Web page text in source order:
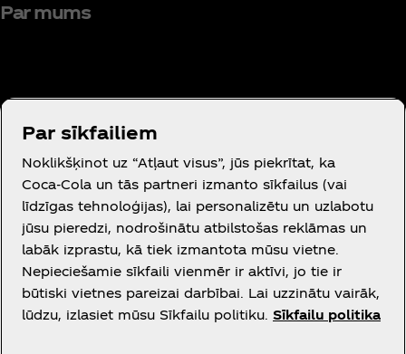
Par mums
Vajadzīga palīdzība?
Juridiskā informācija
Par sīkfailiem
Noklikšķinot uz “Atļaut visus”, jūs piekrītat, ka
Coca‑Cola un tās partneri izmanto sīkfailus (vai
līdzīgas tehnoloģijas), lai personalizētu un uzlabotu
jūsu pieredzi, nodrošinātu atbilstošas reklāmas un
labāk izprastu, kā tiek izmantota mūsu vietne.
Nepieciešamie sīkfaili vienmēr ir aktīvi, jo tie ir
būtiski vietnes pareizai darbībai. Lai uzzinātu vairāk,
lūdzu, izlasiet mūsu Sīkfailu politiku. Sīkfailu politika